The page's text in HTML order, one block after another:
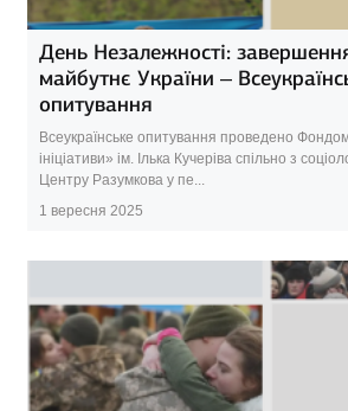
День Незалежності:
майбутнє України –
опитування
Всеукраїнське опитування проведено
ініціативи» ім. Ілька Кучеріва спільно з
Центру Разумкова у пе...
1 вересня 2025